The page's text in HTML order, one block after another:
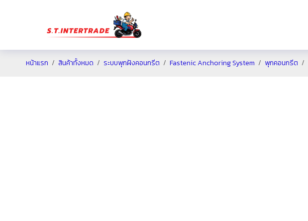
หน้าแรก สินค้าทั้งหมด ระบบพุกฝังคอนกรีต Fastenic Anchoring System พุกคอนกรีต